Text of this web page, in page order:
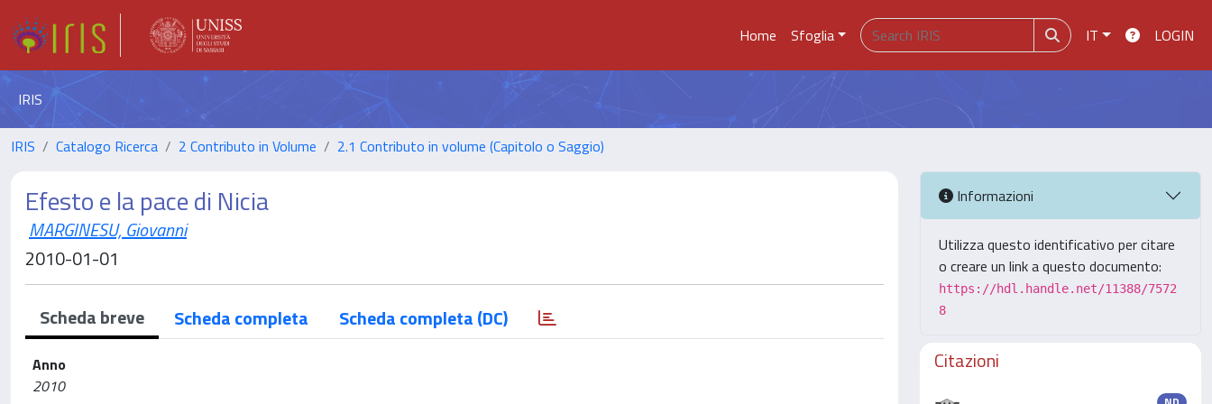
Home Sfoglia IT LOGIN
IRIS
IRIS Catalogo Ricerca 2 Contributo in Volume 2.1 Contributo in volume (Capitolo o Saggio)
Efesto e la pace di Nicia
MARGINESU, Giovanni
2010-01-01
Scheda breve Scheda completa Scheda completa (DC)
Anno
2010
Informazioni
Utilizza questo identificativo per citare
o creare un link a questo documento:
https://hdl.handle.net/11388/7572
8
Citazioni